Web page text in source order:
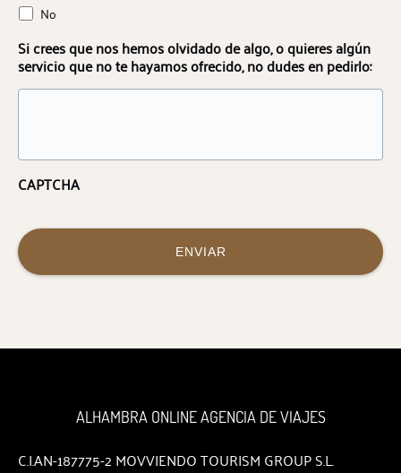
No
Si crees que nos hemos olvidado de algo, o quieres algún
servicio que no te hayamos ofrecido, no dudes en pedirlo:
CAPTCHA
ALHAMBRA ONLINE AGENCIA DE VIAJES
C.I.AN-187775-2 MOVVIENDO TOURISM GROUP S.L.